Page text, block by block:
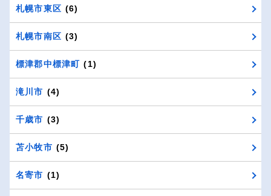
札幌市東区 (6)
札幌市南区 (3)
標津郡中標津町 (1)
滝川市 (4)
千歳市 (3)
苫小牧市 (5)
名寄市 (1)